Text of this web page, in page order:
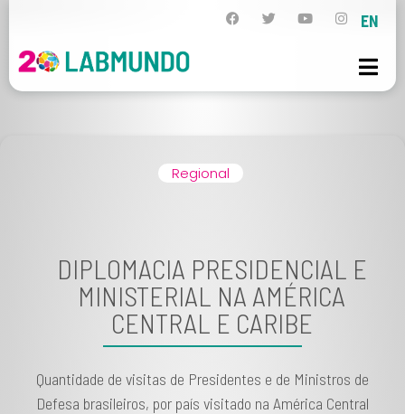
EN
Regional
DIPLOMACIA PRESIDENCIAL E
MINISTERIAL NA AMÉRICA
CENTRAL E CARIBE
Quantidade de visitas de Presidentes e de Ministros de
Defesa brasileiros, por país visitado na América Central